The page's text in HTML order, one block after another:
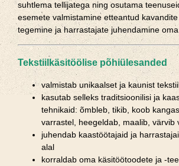
suhtlema tellijatega ning osutama
esemete valmistamine etteantud
tegemine ja harrastajate juhendamine
Tekstiilkäsitöölise põhiülesanded
valmistab unikaalset ja kaunist
kasutab selleks traditsioonilisi ja
tehnikaid: õmbleb, tikib, koob
varrastel, heegeldab, maalib, värvib
juhendab kaastöötajaid ja
alal
korraldab oma käsitöötoodete ja